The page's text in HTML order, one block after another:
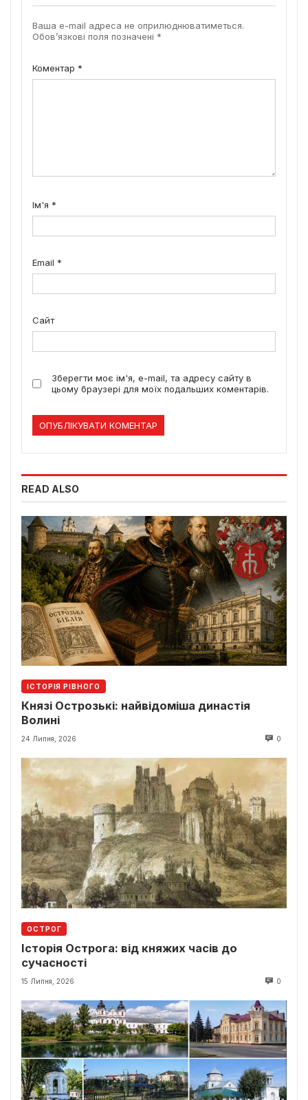
Ваша e-mail адреса не оприлюднюватиметься.
Обов’язкові поля позначені *
Коментар *
Ім'я *
Email *
Сайт
Зберегти моє ім'я, e-mail, та адресу сайту в
цьому браузері для моїх подальших коментарів.
READ ALSO
ІСТОРІЯ РІВНОГО
Князі Острозькі: найвідоміша династія
Волині
24 Липня, 2026 0
ОСТРОГ
Історія Острога: від княжих часів до
сучасності
15 Липня, 2026 0